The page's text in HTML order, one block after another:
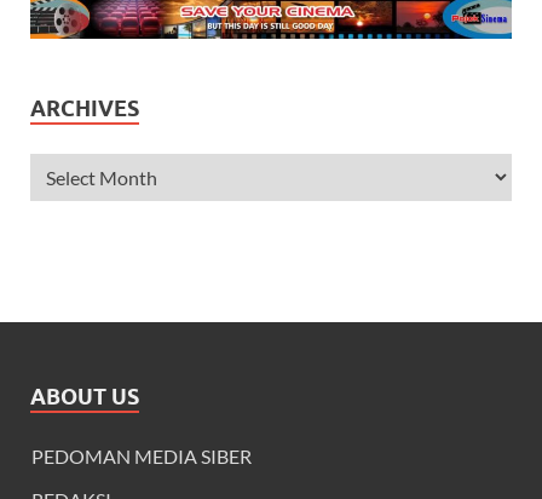
ARCHIVES
ABOUT US
PEDOMAN MEDIA SIBER